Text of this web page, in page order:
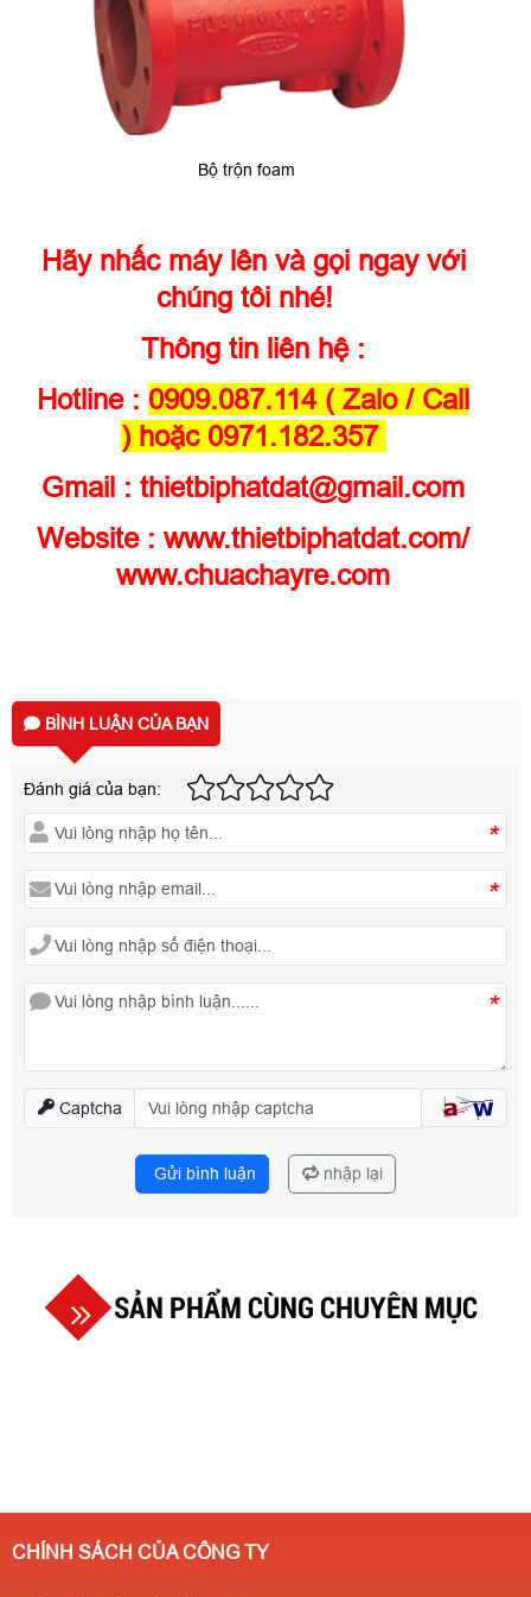
Bộ trộn foam
Hãy nhấc máy lên và gọi ngay với
chúng tôi nhé!
Thông tin liên hệ :
Hotline : 0909.087.114 ( Zalo / Call
) hoặc 0971.182.357
Gmail : thietbiphatdat@gmail.com
Website : www.thietbiphatdat.com/
www.chuachayre.com
BÌNH LUẬN CỦA BẠN
Đánh giá của bạn:
*
*
*
Captcha
Gửi bình luận nhập lại
SẢN PHẨM CÙNG CHUYÊN MỤC
CHÍNH SÁCH CỦA CÔNG TY